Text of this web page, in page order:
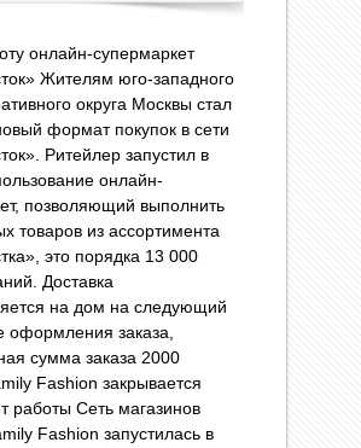
онлайн-супермаркет
Жителям юго-западного
округа Москвы стал
формат покупок в сети
Ритейлер запустил в
онлайн-
позволяющий выполнить
товаров из ассортимента
это порядка 13 000
Доставка
на дом на следующий
оформления заказа,
сумма заказа 2000
Fashion закрывается
работы Сеть магазинов
Fashion запустилась в